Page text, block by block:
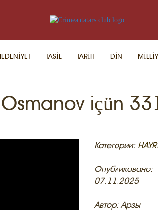
TASİL TARİH DİN
Osmanov içün
Категории:
Опубликовано:
07.11.2025
Автор: Арзы